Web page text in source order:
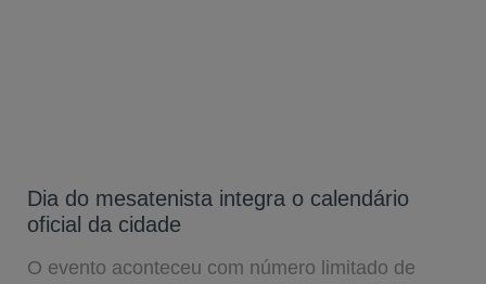
Dia do mesatenista integra o calendário
oficial da cidade
O evento aconteceu com número limitado de